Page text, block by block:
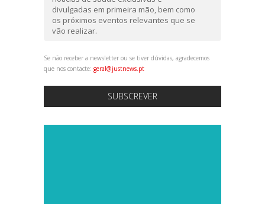
divulgadas em primeira mão, bem como
os próximos eventos relevantes que se
vão realizar.
Se não receber a newsletter ou se tiver dúvidas, agradecemos
que nos contacte: geral@justnews.pt
SUBSCREVER